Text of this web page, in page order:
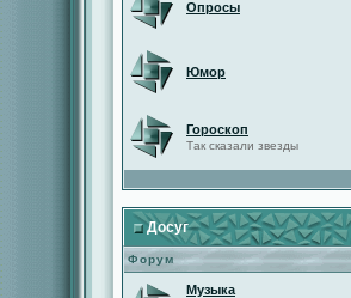
Опросы
Юмор
Гороскоп
Так сказали звезды
Досуг
Форум
Музыка